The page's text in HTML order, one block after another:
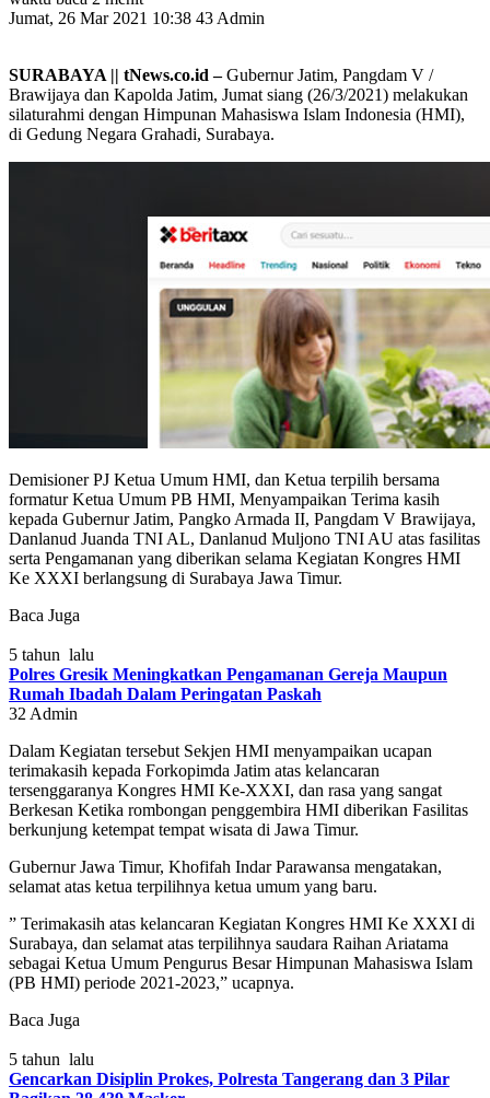
Jumat, 26 Mar 2021 10:38 43 Admin
SURABAYA || tNews.co.id –Gubernur Jatim, Pangdam V /
Brawijaya dan Kapolda Jatim, Jumat siang (26/3/2021) melakukan
silaturahmi dengan Himpunan Mahasiswa Islam Indonesia (HMI),
di Gedung Negara Grahadi, Surabaya.
Demisioner PJ Ketua Umum HMI, dan Ketua terpilih bersama
formatur Ketua Umum PB HMI, Menyampaikan Terima kasih
kepada Gubernur Jatim, Pangko Armada II, Pangdam V Brawijaya,
Danlanud Juanda TNI AL, Danlanud Muljono TNI AU atas fasilitas
serta Pengamanan yang diberikan selama Kegiatan Kongres HMI
Ke XXXI berlangsung di Surabaya Jawa Timur.
Baca Juga
5 tahun lalu
Polres Gresik Meningkatkan Pengamanan Gereja Maupun
Rumah Ibadah Dalam Peringatan Paskah
32 Admin
Dalam Kegiatan tersebut Sekjen HMI menyampaikan ucapan
terimakasih kepada Forkopimda Jatim atas kelancaran
tersenggaranya Kongres HMI Ke-XXXI, dan rasa yang sangat
Berkesan Ketika rombongan penggembira HMI diberikan Fasilitas
berkunjung ketempat tempat wisata di Jawa Timur.
Gubernur Jawa Timur, Khofifah Indar Parawansa mengatakan,
selamat atas ketua terpilihnya ketua umum yang baru.
” Terimakasih atas kelancaran Kegiatan Kongres HMI Ke XXXI di
Surabaya, dan selamat atas terpilihnya saudara Raihan Ariatama
sebagai Ketua Umum Pengurus Besar Himpunan Mahasiswa Islam
(PB HMI) periode 2021-2023,” ucapnya.
Baca Juga
5 tahun lalu
Gencarkan Disiplin Prokes, Polresta Tangerang dan 3 Pilar